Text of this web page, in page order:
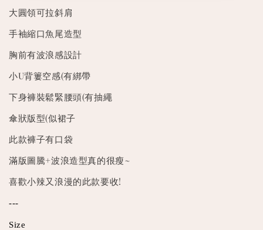
大圓領可拉斜肩
手袖縮口魚尾造型
胸前有波浪感設計
小U背簍空感(有綁帶
下身褲裝鬆緊腰頭(有抽繩
傘狀版型(似裙子
此款褲子有口袋
滿版圖騰+波浪造型真的很瘦~
喜歡小辣又浪漫的此款要收!
---
Size